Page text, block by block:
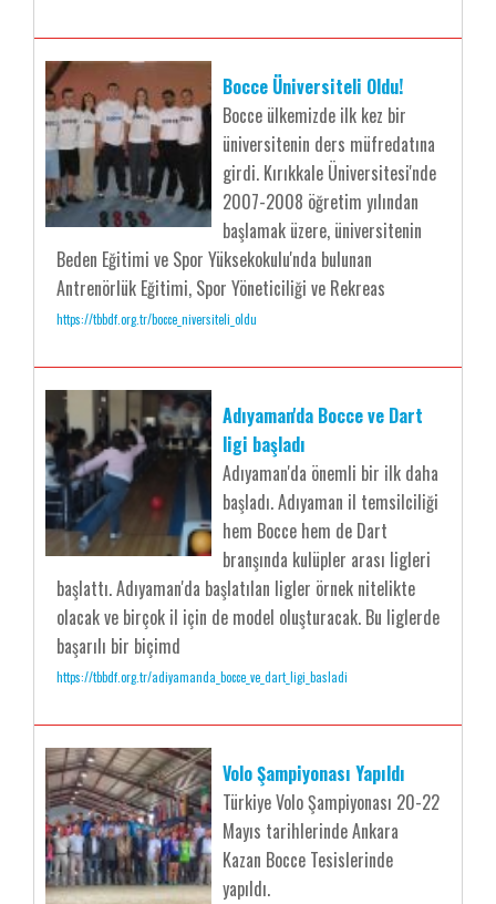
Bocce Üniversiteli Oldu!
Bocce ülkemizde ilk kez bir
üniversitenin ders müfredatına
girdi. Kırıkkale Üniversitesi'nde
2007-2008 öğretim yılından
başlamak üzere, üniversitenin
Beden Eğitimi ve Spor Yüksekokulu'nda bulunan
Antrenörlük Eğitimi, Spor Yöneticiliği ve Rekreas
https://tbbdf.org.tr/bocce_niversiteli_oldu
Adıyaman'da Bocce ve Dart
ligi başladı
Adıyaman'da önemli bir ilk daha
başladı. Adıyaman il temsilciliği
hem Bocce hem de Dart
branşında kulüpler arası ligleri
başlattı. Adıyaman'da başlatılan ligler örnek nitelikte
olacak ve birçok il için de model oluşturacak. Bu liglerde
başarılı bir biçimd
https://tbbdf.org.tr/adiyamanda_bocce_ve_dart_ligi_basladi
Volo Şampiyonası Yapıldı
Türkiye Volo Şampiyonası 20-22
Mayıs tarihlerinde Ankara
Kazan Bocce Tesislerinde
yapıldı.